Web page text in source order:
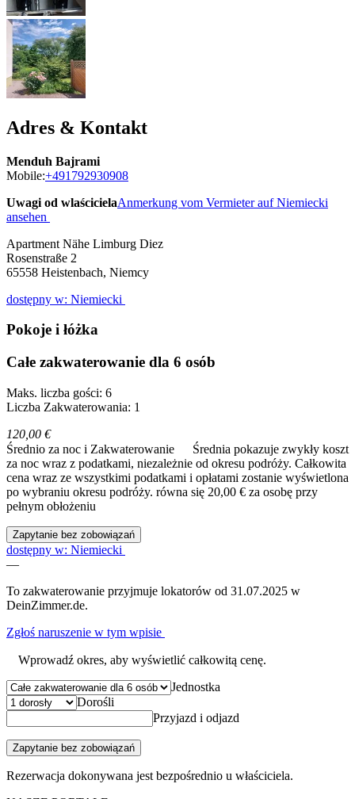
Adres & Kontakt
Menduh Bajrami
Mobile:+491792930908
Uwagi od wlaścicielaAnmerkung vom Vermieter auf Niemiecki
ansehen
Apartment Nähe Limburg Diez
Rosenstraße 2
65558 Heistenbach, Niemcy
dostępny w: Niemiecki
Pokoje i łóżka
Całe zakwaterowanie dla 6 osób
Maks. liczba gości: 6
Liczba Zakwaterowania: 1
120,00 €
Średnio za noc i Zakwaterowanie
Średnia pokazuje zwykły koszt
za noc wraz z podatkami, niezależnie od okresu podróży. Całkowita
cena wraz ze wszystkimi podatkami i opłatami zostanie wyświetlona
po wybraniu okresu podróży. równa się 20,00 € za osobę przy
pełnym obłożeniu
Zapytanie bez zobowiązań
dostępny w: Niemiecki
—
To zakwaterowanie przyjmuje lokatorów od 31.07.2025 w
DeinZimmer.de.
Zgłoś naruszenie w tym wpisie
Wprowadź okres, aby wyświetlić całkowitą cenę.
Jednostka
Dorośli
Przyjazd i odjazd
Zapytanie bez zobowiązań
Rezerwacja dokonywana jest bezpośrednio u właściciela.